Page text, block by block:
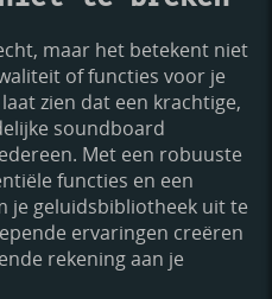
maar het betekent niet
of functies voor je
zien dat een krachtige,
soundboard
Met een robuuste
functies en een
je geluidsbibliotheek uit te
ervaringen creëren
rekening aan je